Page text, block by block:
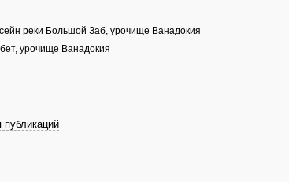
реки Большой Заб, урочище Ванадокия
урочище Ванадокия